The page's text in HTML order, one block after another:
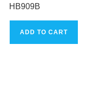
HB909B
ADD TO CART